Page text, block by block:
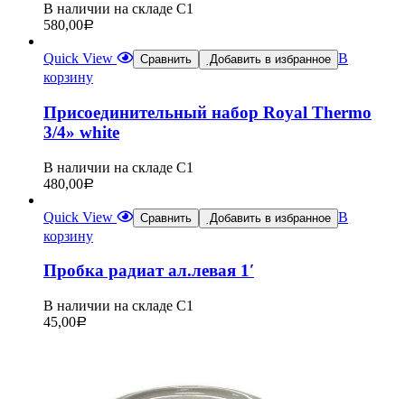
В наличии на складе С1
580,00Р
Quick View Сравнить Добавить в избранное В
корзину
Присоединительный набор Royal Thermo
3/4» white
В наличии на складе С1
480,00Р
Quick View Сравнить Добавить в избранное В
корзину
Пробка радиат ал.левая 1′
В наличии на складе С1
45,00Р